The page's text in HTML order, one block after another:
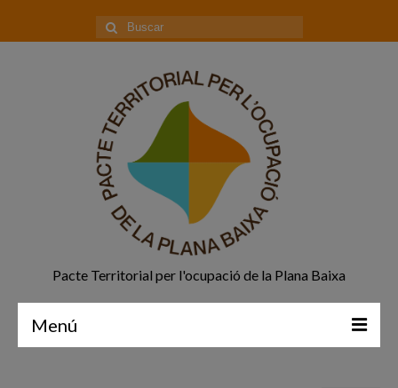
Buscar
por:
Pacte Territorial per l'ocupació de la Plana Baixa
Menú